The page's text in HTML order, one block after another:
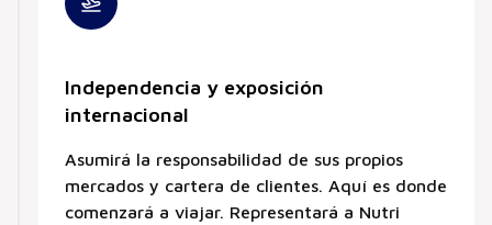
Independencia y exposición
internacional
Asumirá la responsabilidad de sus propios
mercados y cartera de clientes. Aquí es donde
comenzará a viajar. Representará a Nutri